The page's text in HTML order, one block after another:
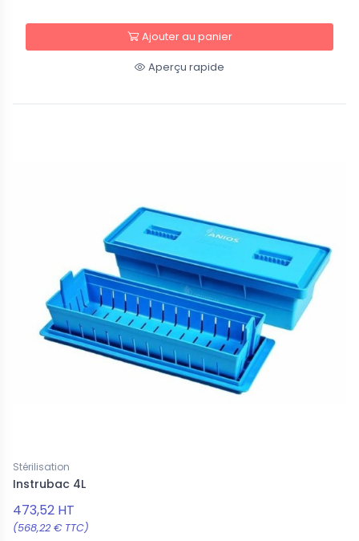
Ajouter au panier
Aperçu rapide
Stérilisation
Instrubac 4L
473,52 HT
(568,22 € TTC)